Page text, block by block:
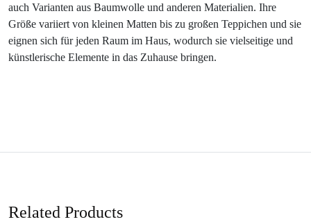
auch Varianten aus Baumwolle und anderen Materialien. Ihre
Größe variiert von kleinen Matten bis zu großen Teppichen und sie
eignen sich für jeden Raum im Haus, wodurch sie vielseitige und
künstlerische Elemente in das Zuhause bringen.
Related Products